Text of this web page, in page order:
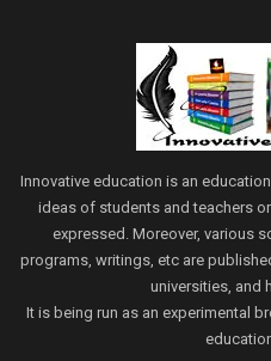
Innovative education is an
ideas of students and teachers
expressed. Moreover, various
programs, writings, etc are
universities, and
It is being run as an experimental